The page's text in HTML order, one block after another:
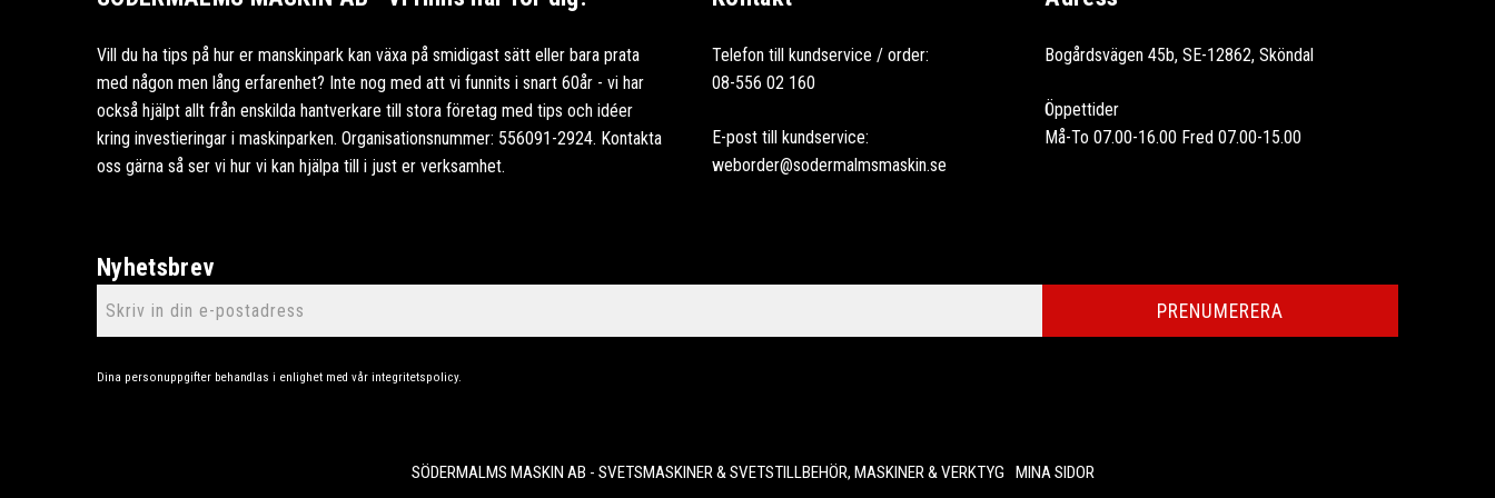
Vill du ha tips på hur er manskinpark kan växa på smidigast sätt eller bara prata
med någon men lång erfarenhet? Inte nog med att vi funnits i snart 60år - vi har
också hjälpt allt från enskilda hantverkare till stora företag med tips och idéer
kring investieringar i maskinparken. Organisationsnummer: 556091-2924. Kontakta
oss gärna så ser vi hur vi kan hjälpa till i just er verksamhet.
Telefon till kundservice / order:
08-556 02 160
E-post till kundservice:
weborder@sodermalmsmaskin.se
Bogårdsvägen 45b, SE-12862, Sköndal
Öppettider
Må-To 07.00-16.00 Fred 07.00-15.00
Nyhetsbrev
PRENUMERERA
Dina personuppgifter behandlas i enlighet med vår integritetspolicy.
SÖDERMALMS MASKIN AB - SVETSMASKINER & SVETSTILLBEHÖR, MASKINER & VERKTYG MINA SIDOR